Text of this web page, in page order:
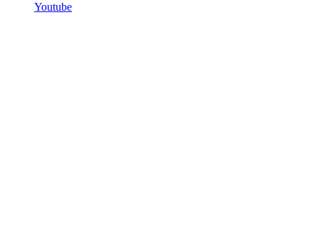
Youtube